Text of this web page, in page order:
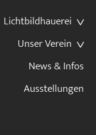
Lichtbildhauerei
Unser Verein
News & Infos
Ausstellungen